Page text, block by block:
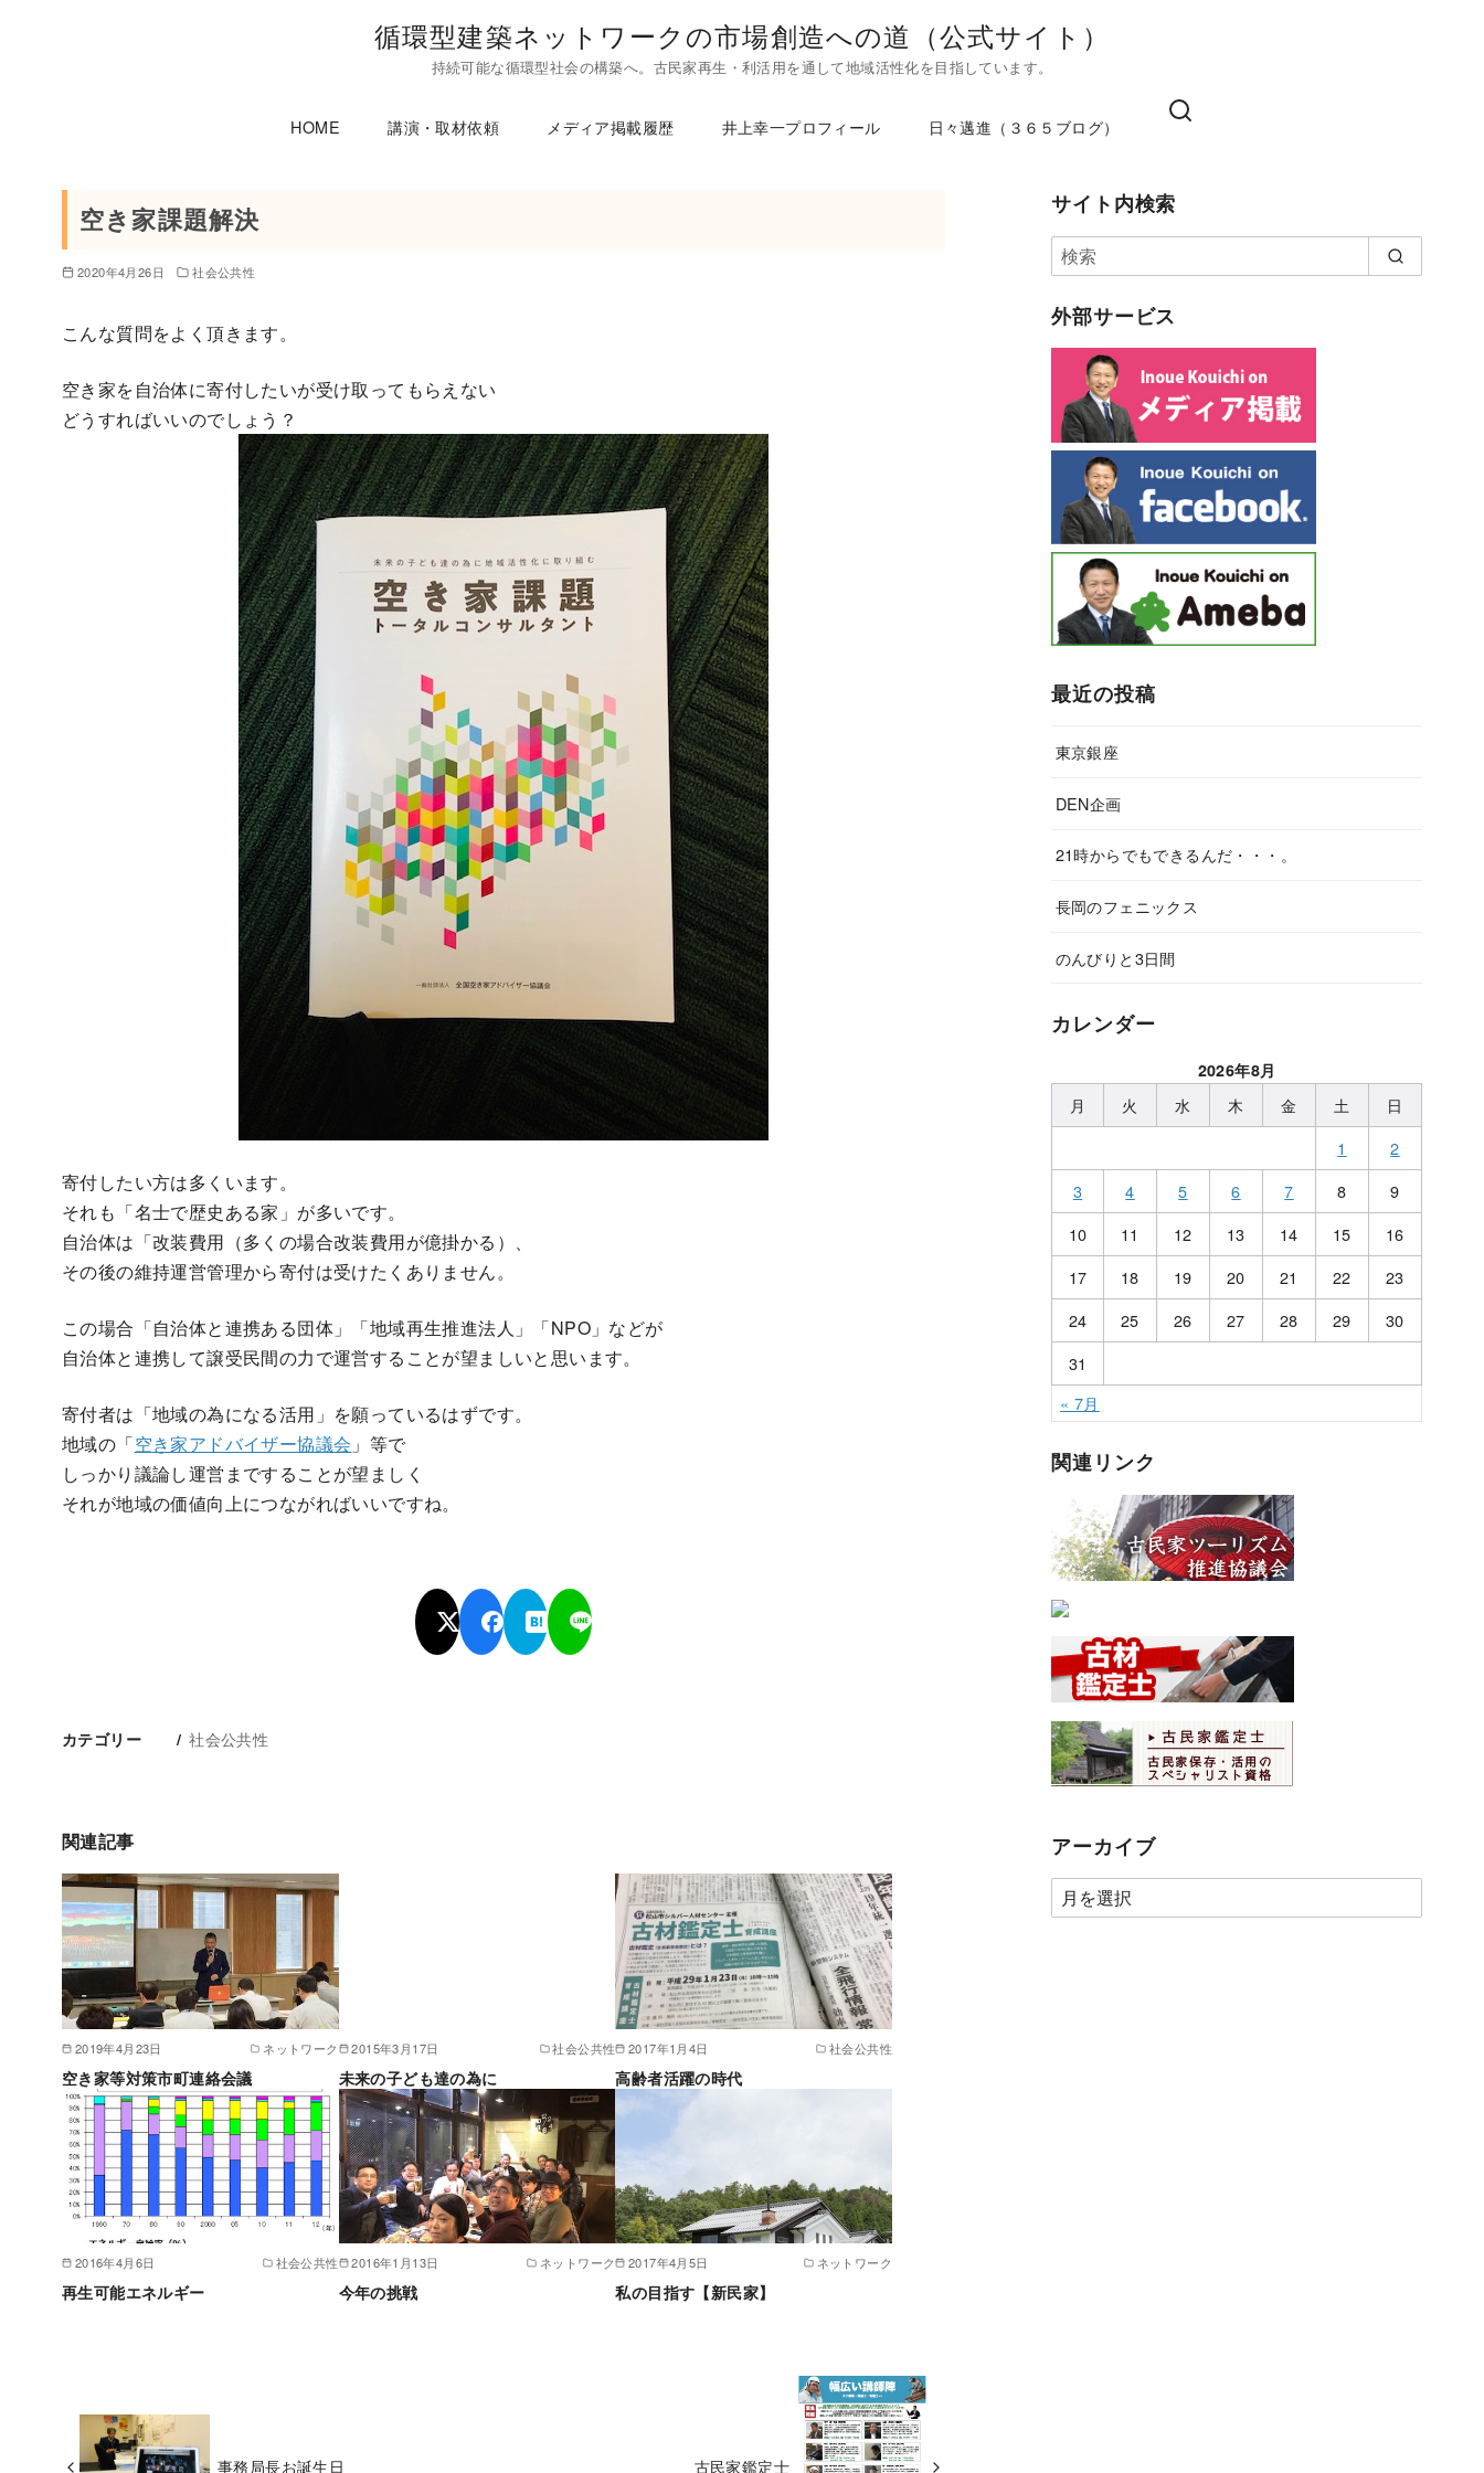
循環型建築ネットワークの市場創造への道（公式サイト）
持続可能な循環型社会の構築へ。古民家再生・利活用を通して地域活性化を目指しています。
HOME 講演・取材依頼 メディア掲載履歴 井上幸一プロフィール 日々邁進（３６５ブログ）
空き家課題解決
2020年4月26日 社会公共性
こんな質問をよく頂きます。
空き家を自治体に寄付したいが受け取ってもらえない
どうすればいいのでしょう？
寄付したい方は多くいます。
それも「名士で歴史ある家」が多いです。
自治体は「改装費用（多くの場合改装費用が億掛かる）、
その後の維持運営管理から寄付は受けたくありません。
この場合「自治体と連携ある団体」「地域再生推進法人」「NPO」などが
自治体と連携して譲受民間の力で運営することが望ましいと思います。
寄付者は「地域の為になる活用」を願っているはずです。
地域の「空き家アドバイザー協議会 」等で
しっかり議論し運営まですることが望ましく
それが地域の価値向上につながればいいですね。
カテゴリー 社会公共性
関連記事
2019年4月23日 ネットワーク
空き家等対策市町連絡会議
2015年3月17日 社会公共性
未来の子ども達の為に
2017年1月4日 社会公共性
高齢者活躍の時代
2016年4月6日 社会公共性
再生可能エネルギー
2016年1月13日 ネットワーク
今年の挑戦
2017年4月5日 ネットワーク
私の目指す【新民家】
事務局長お誕生日 古民家鑑定士
サイト内検索
外部サービス
最近の投稿
東京銀座
DEN企画
21時からでもできるんだ・・・。
長岡のフェニックス
のんびりと3日間
カレンダー
2026年8月
月 火 水 木 金 土
日
1
2
3
4 5 6 7 8
9
10
11 12 13 14 15
16
17
18 19 20 21 22
23
24
25 26 27 28 29
30
31
« 7月
関連リンク
アーカイブ
ア
ー